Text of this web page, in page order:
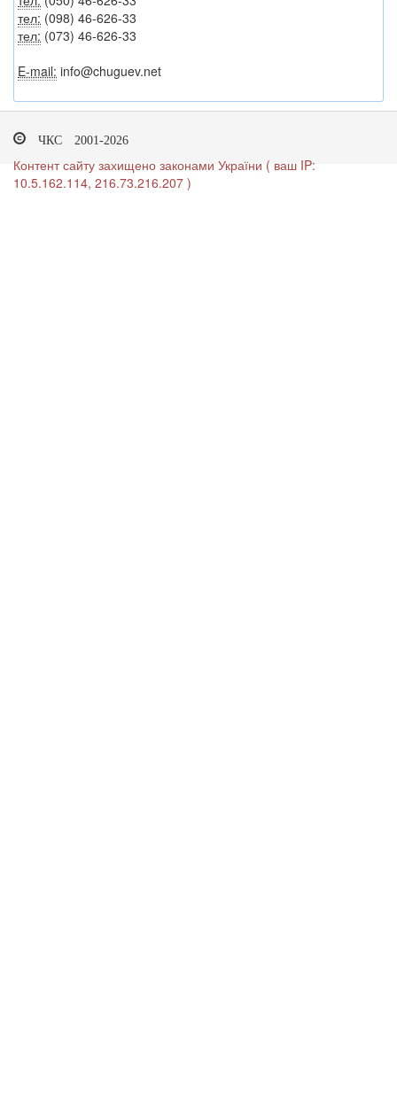
тел: (098) 46-626-33
тел: (073) 46-626-33
E-mail: info@chuguev.net
ЧКС 2001-2026
Контент сайту захищено законами України ( ваш IP:
10.5.162.114, 216.73.216.207 )